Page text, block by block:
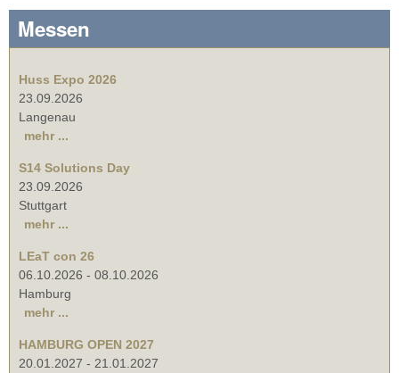
Messen
Huss Expo 2026
23.09.2026
Langenau
mehr ...
S14 Solutions Day
23.09.2026
Stuttgart
mehr ...
LEaT con 26
06.10.2026 - 08.10.2026
Hamburg
mehr ...
HAMBURG OPEN 2027
20.01.2027 - 21.01.2027